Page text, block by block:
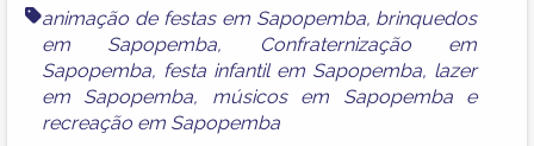
animação de festas em Sapopemba, brinquedos
em Sapopemba,
Confraternização em
Sapopemba, festa infantil em Sapopemba, lazer
em Sapopemba, músicos em Sapopembae
recreação em Sapopemba